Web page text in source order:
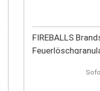
FIREBALLS